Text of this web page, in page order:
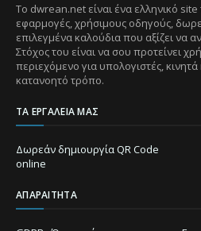
Το dwrean.net είναι ένα ελληνικό
εφαρμογές, χρήσιμους οδηγούς,
επιλεγμένα καλούδια που αξίζει να
Στόχος του είναι να σου προτείνει
περιεχόμενο για υπολογιστές,
κατανοητό τρόπο.
ΤΑ ΕΡΓΑΛΕΊΑ ΜΑΣ
Δωρεάν δημιουργία QR Code
online
ΑΠΑΡΑΊΤΗΤΑ